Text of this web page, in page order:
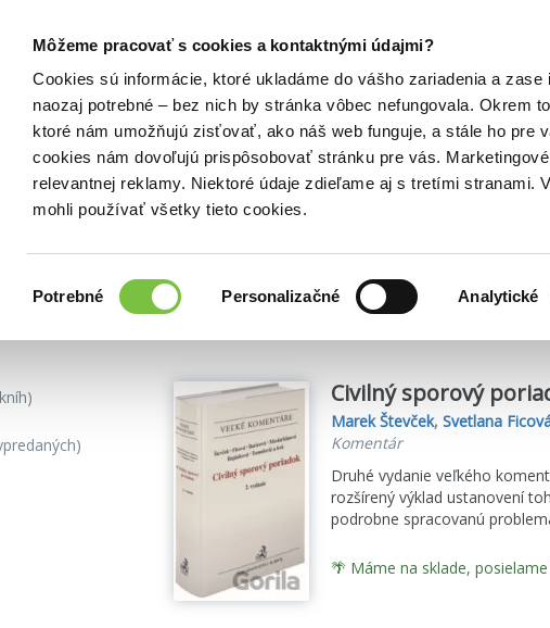
Môžeme pracovať s cookies a kontaktnými údajmi?
Cookies sú informácie, ktoré ukladáme do vášho zariadenia a
naozaj potrebné – bez nich by stránka vôbec nefungovala. Okrem
ktoré nám umožňujú zisťovať, ako náš web funguje, a stále ho pre
cookies nám dovoľujú prispôsobovať stránku pre vás.
relevantnej reklamy. Niektoré údaje zdieľame aj s tretími stranami.
mohli používať všetky tieto cookies.
súhlasu
Potrebné Personalizačné Analytické
Doplnky
Ficová
Svetlana Ficová
Našli sme
Civilný sporový
Marek Števček, Svetlana
Komentár
Druhé vydanie veľkého
rozšírený výklad ustanovení
podrobne spracovanú
🌴 Máme na sklade,